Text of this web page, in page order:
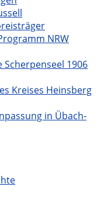
NRW
Scherpenseel 1906
Kreises Heinsberg
in Übach-